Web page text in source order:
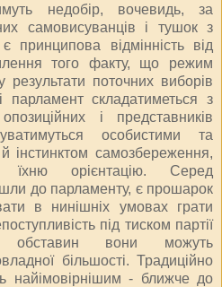
недобір, вочевидь, за
самовисуванців і тушок з
принципова відмінність від
того факту, що режим
результати поточних виборів
парламент складатиметься з
і представників
особистими та
інстинктом самозбереження,
орієнтацію. Серед
до парламенту, є прошарок
в нинішніх умовах грати
під тиском партії
вони можуть
більшості. Традиційно
найімовірнішим - ближче до